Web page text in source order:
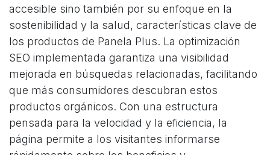
accesible sino también por su enfoque en la
sostenibilidad y la salud, características clave de
los productos de Panela Plus. La optimización
SEO implementada garantiza una visibilidad
mejorada en búsquedas relacionadas, facilitando
que más consumidores descubran estos
productos orgánicos. Con una estructura
pensada para la velocidad y la eficiencia, la
página permite a los visitantes informarse